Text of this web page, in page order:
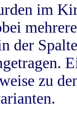
im
der
zu